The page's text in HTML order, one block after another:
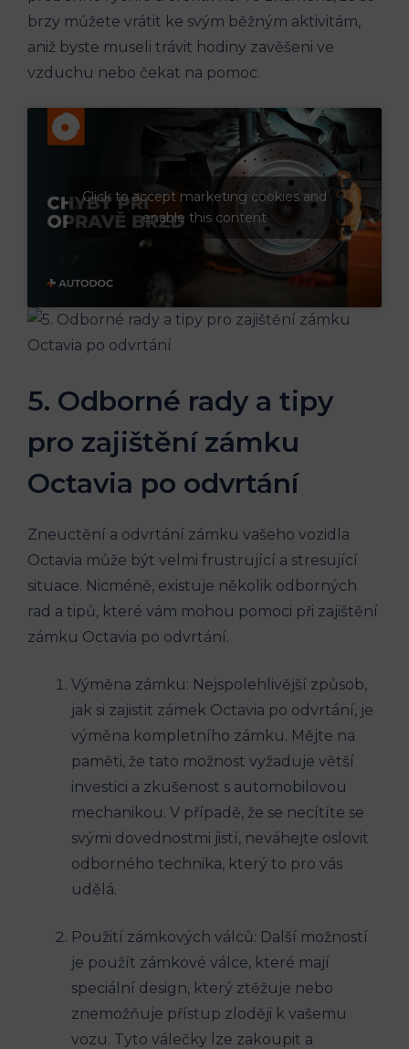
brzy můžete vrátit ke svým běžným aktivitám,
aniž byste museli trávit hodiny zavěšeni ve
vzduchu nebo čekat na pomoc.
Click to accept marketing cookies and
enable this content
5. Odborné rady a tipy
pro zajištění zámku
Octavia po odvrtání
Zneuctění a odvrtání zámku vašeho vozidla
Octavia může být velmi frustrující a stresující
situace. Nicméně, existuje několik odborných
rad a tipů, které vám mohou pomoci při zajištění
zámku Octavia po odvrtání.
Výměna zámku: Nejspolehlivější způsob,
jak si zajistit zámek Octavia po odvrtání, je
výměna kompletního zámku. Mějte na
paměti, že tato možnost vyžaduje větší
investici a zkušenost s automobilovou
mechanikou. V případě, že se necítíte se
svými dovednostmi jistí, neváhejte oslovit
odborného technika, který to pro vás
udělá.
Použití zámkových válců: Další možností
je použít zámkové válce, které mají
speciální design, který ztěžuje nebo
znemožňuje přístup zloději k vašemu
vozu. Tyto válečky lze zakoupit a